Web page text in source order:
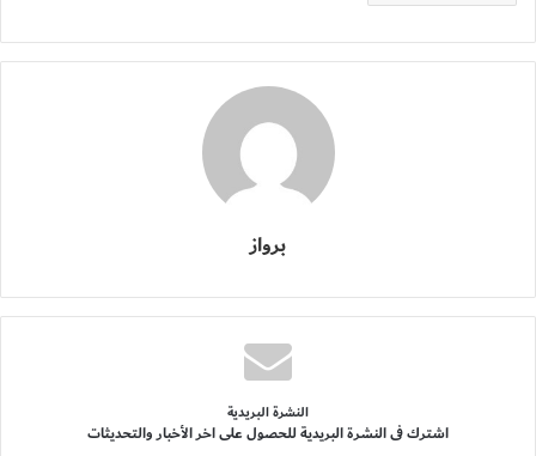
برواز
النشرة البريدية
اشترك فى النشرة البريدية للحصول على اخر الأخبار والتحديثات